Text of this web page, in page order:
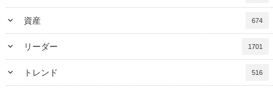
keyboard_arrow_down 資産 674
keyboard_arrow_down リーダー 1701
keyboard_arrow_down トレンド 516